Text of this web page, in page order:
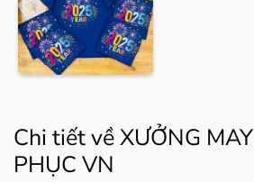
Chi tiết về XƯỞNG
PHỤC VN